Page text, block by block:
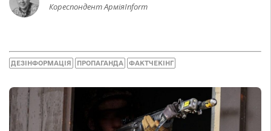
Кореспондент АрміяInform
ДЕЗІНФОРМАЦІЯ ПРОПАГАНДА ФАКТЧЕКІНГ